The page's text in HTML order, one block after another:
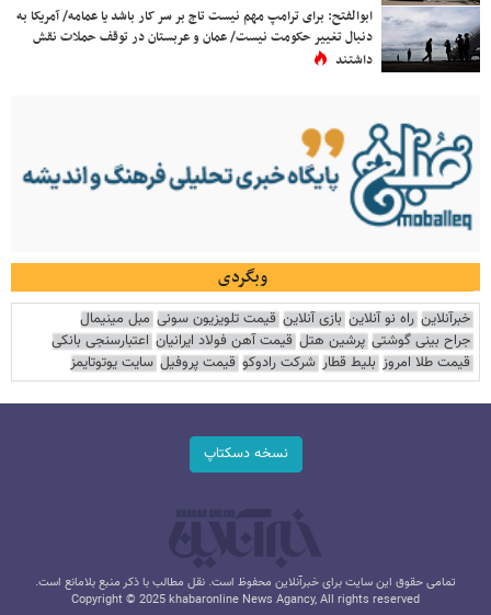
ابوالفتح: برای ترامپ مهم نیست تاج بر سر کار باشد یا عمامه/ آمریکا به
دنبال تغییر حکومت نیست/ عمان و عربستان در توقف حملات نقش
داشتند
وبگردی
خبرآنلاین راه نو آنلاین بازی آنلاین قیمت تلویزیون سونی مبل مینیمال
جراح بینی گوشتی پرشین هتل قیمت آهن فولاد ایرانیان اعتبارسنجی بانکی
قیمت طلا امروز بلیط قطار شرکت رادوکو قیمت پروفیل سایت یوتوتایمز
نسخه دسکتاپ
تمامی حقوق این سایت برای خبرآنلاین محفوظ است. نقل مطالب با ذکر منبع بلامانع است.
Copyright © 2025 khabaronline News Agancy, All rights reserved